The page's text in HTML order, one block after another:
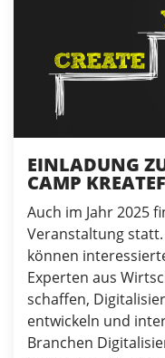
EINLADUNG
CAMP
Auch im Jahr 2025
Veranstaltung
können
Experten aus
schaffen,
entwickeln und
Branchen